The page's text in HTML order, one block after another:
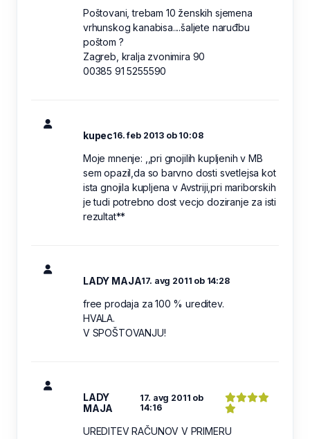
Poštovani, trebam 10 ženskih sjemena
vrhunskog kanabisa....šaljete naruđbu
poštom ?
Zagreb, kralja zvonimira 90
00385 91 5255590
kupec16. feb 2013 ob 10:08
Moje mnenje: ,,pri gnojilih kupljenih v MB
sem opazil,da so barvno dosti svetlejsa kot
ista gnojila kupljena v Avstriji,pri mariborskih
je tudi potrebno dost vecjo doziranje za isti
rezultat**
LADY MAJA17. avg 2011 ob 14:28
free prodaja za 100 % ureditev.
HVALA.
V SPOŠTOVANJU!
LADY
MAJA
17. avg 2011 ob
14:16
UREDITEV RAČUNOV V PRIMERU